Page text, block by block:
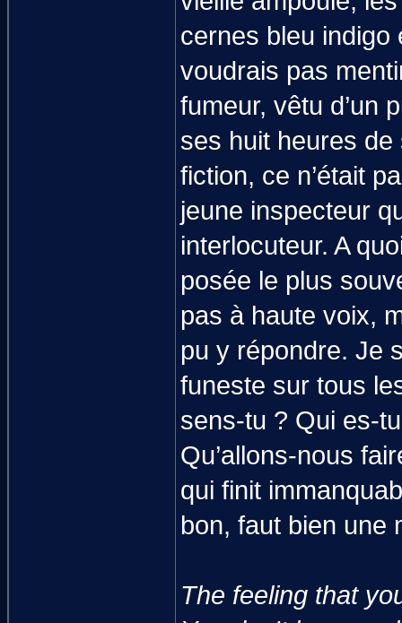
cernes bleu indigo
voudrais pas
fumeur, vêtu d’un
ses huit heures
fiction, ce n’était
jeune inspecteur
interlocuteur. A
posée le plus
pas à haute voix,
pu y répondre. Je
funeste sur tous
sens-tu ? Qui es-
Qu’allons-nous
qui finit
bon, faut bien une
The feeling that